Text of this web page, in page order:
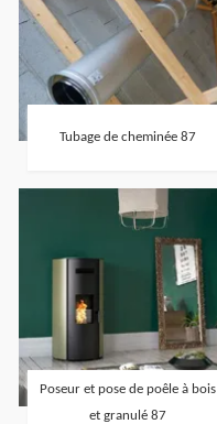
Tubage de cheminée 87
Poseur et pose de poêle à bois
et granulé 87